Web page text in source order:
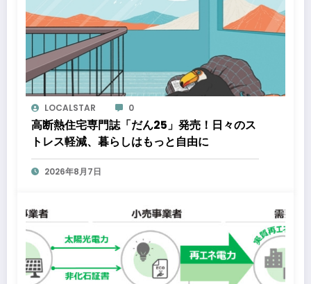
LOCALSTAR 0
高断熱住宅専門誌「だん25」発売！日々のス
トレス軽減、暮らしはもっと自由に
2026年8月7日